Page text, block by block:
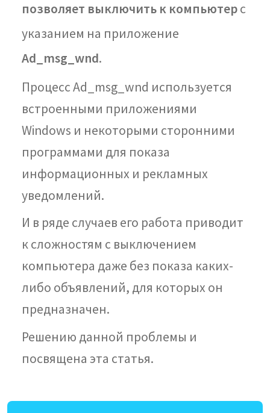
позволяет выключить к компьютерс
указанием на приложение
Ad_msg_wnd.
Процесс Ad_msg_wnd используется
встроенными приложениями
Windows и некоторыми сторонними
программами для показа
информационных и рекламных
уведомлений.
И в ряде случаев его работа приводит
к сложностям с выключением
компьютера даже без показа каких-
либо объявлений, для которых он
предназначен.
Решению данной проблемы и
посвящена эта статья.